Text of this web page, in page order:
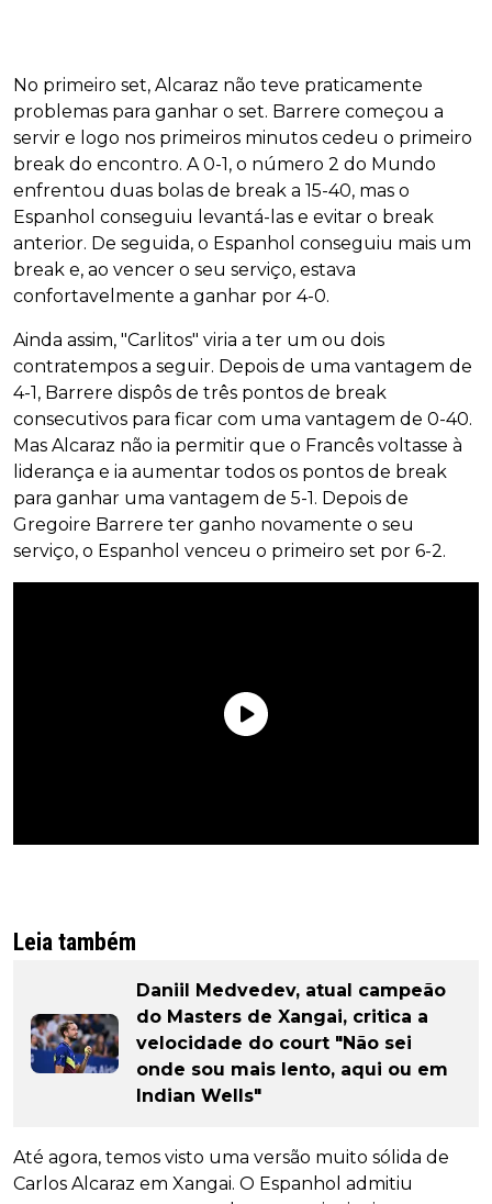
No primeiro set, Alcaraz não teve praticamente
problemas para ganhar o set. Barrere começou a
servir e logo nos primeiros minutos cedeu o primeiro
break do encontro. A 0-1, o número 2 do Mundo
enfrentou duas bolas de break a 15-40, mas o
Espanhol conseguiu levantá-las e evitar o break
anterior. De seguida, o Espanhol conseguiu mais um
break e, ao vencer o seu serviço, estava
confortavelmente a ganhar por 4-0.
Ainda assim, "Carlitos" viria a ter um ou dois
contratempos a seguir. Depois de uma vantagem de
4-1, Barrere dispôs de três pontos de break
consecutivos para ficar com uma vantagem de 0-40.
Mas Alcaraz não ia permitir que o Francês voltasse à
liderança e ia aumentar todos os pontos de break
para ganhar uma vantagem de 5-1. Depois de
Gregoire Barrere ter ganho novamente o seu
serviço, o Espanhol venceu o primeiro set por 6-2.
Leia também
Daniil Medvedev, atual campeão
do Masters de Xangai, critica a
velocidade do court "Não sei
onde sou mais lento, aqui ou em
Indian Wells"
Até agora, temos visto uma versão muito sólida de
Carlos Alcaraz em Xangai. O Espanhol admitiu